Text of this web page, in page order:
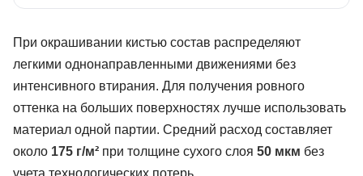
При окрашивании кистью состав распределяют
легкими однонаправленными движениями без
интенсивного втирания. Для получения ровного
оттенка на больших поверхностях лучше использовать
материал одной партии. Средний расход составляет
около 175 г/м² при толщине сухого слоя 50 мкм без
учета технологических потерь.